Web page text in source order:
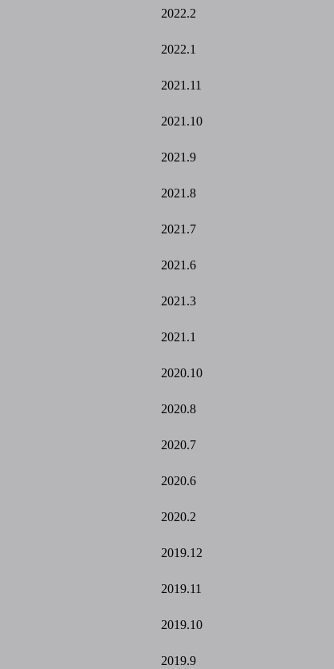
2022.2
2022.1
2021.11
2021.10
2021.9
2021.8
2021.7
2021.6
2021.3
2021.1
2020.10
2020.8
2020.7
2020.6
2020.2
2019.12
2019.11
2019.10
2019.9